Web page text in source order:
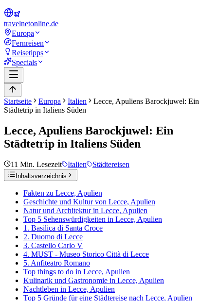
travelnetonline.de
Europa
Fernreisen
Reisetipps
Specials
Startseite Europa Italien
Lecce, Apuliens Barockjuwel: Ein
Städtetrip in Italiens Süden
Lecce, Apuliens Barockjuwel: Ein
Städtetrip in Italiens Süden
11 Min. Lesezeit Italien Städtereisen
Inhaltsverzeichnis
Fakten zu Lecce, Apulien
Geschichte und Kultur von Lecce, Apulien
Natur und Architektur in Lecce, Apulien
Top 5 Sehenswürdigkeiten in Lecce, Apulien
1. Basilica di Santa Croce
2. Duomo di Lecce
3. Castello Carlo V
4. MUST - Museo Storico Città di Lecce
5. Anfiteatro Romano
Top things to do in Lecce, Apulien
Kulinarik und Gastronomie in Lecce, Apulien
Nachtleben in Lecce, Apulien
Top 5 Gründe für eine Städtereise nach Lecce, Apulien